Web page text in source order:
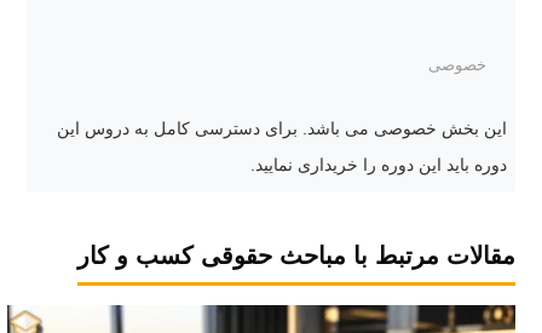
خصوصی
این بخش خصوصی می باشد. برای دسترسی کامل به دروس این
دوره باید این دوره را خریداری نمایید.
مقالات مرتبط با مباحث حقوقی کسب و کار